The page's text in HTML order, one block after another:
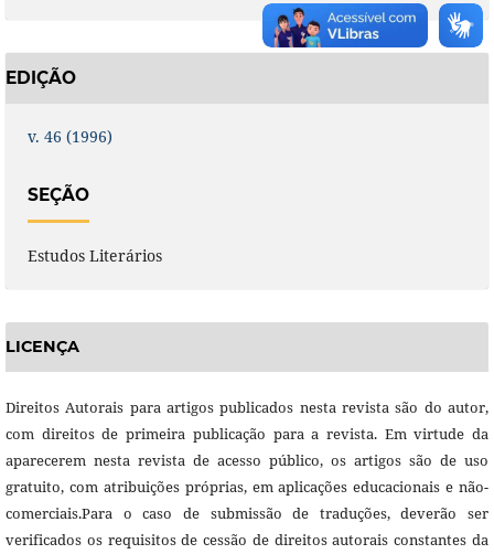
EDIÇÃO
v. 46 (1996)
SEÇÃO
Estudos Literários
LICENÇA
Direitos Autorais para artigos publicados nesta revista são do autor,
com direitos de primeira publicação para a revista. Em virtude da
aparecerem nesta revista de acesso público, os artigos são de uso
gratuito, com atribuições próprias, em aplicações educacionais e não-
comerciais.Para o caso de submissão de traduções, deverão ser
verificados os requisitos de cessão de direitos autorais constantes da